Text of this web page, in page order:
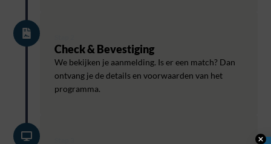
Check & Bevestiging
We bekijken je aanmelding. Is er een match? Dan
ontvang je de details en voorwaarden van het
programma.